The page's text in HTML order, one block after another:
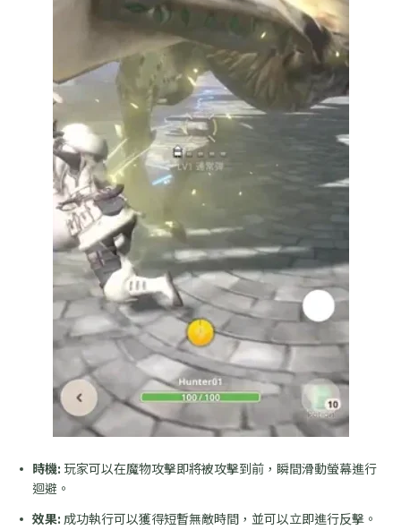
時機: 玩家可以在魔物攻擊即將被攻擊到前，瞬間滑動螢幕進行
迴避。
效果: 成功執行可以獲得短暫無敵時間，並可以立即進行反擊。